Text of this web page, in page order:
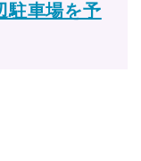
駐車場を予